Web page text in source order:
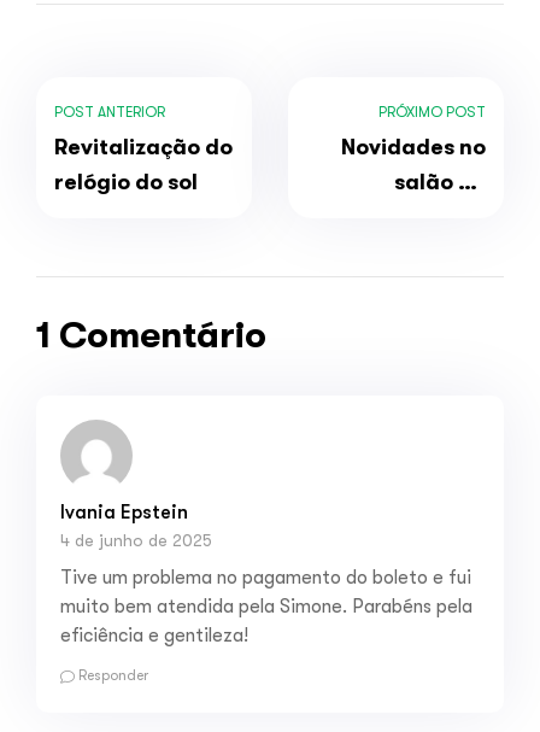
POST ANTERIOR
Revitalização do
relógio do sol
PRÓXIMO POST
Novidades no
salão de
1 Comentário
Ivania Epstein
4 de junho de 2025
Tive um problema no pagamento do boleto e fui
muito bem atendida pela Simone. Parabéns pela
eficiência e gentileza!
Responder